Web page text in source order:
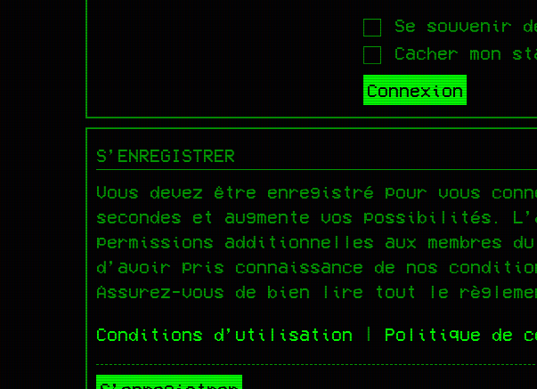
Se souvenir
Cacher mon
S’ENREGISTRER
Vous devez être enregistré pour vous
secondes et augmente vos possibilités.
permissions additionnelles aux membres
d’avoir pris connaissance de nos
Assurez-vous de bien lire tout le
Conditions d’utilisation | Politique de